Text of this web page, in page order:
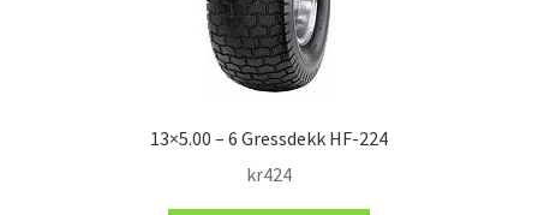
13×5.00 – 6 Gressdekk HF-224
kr424